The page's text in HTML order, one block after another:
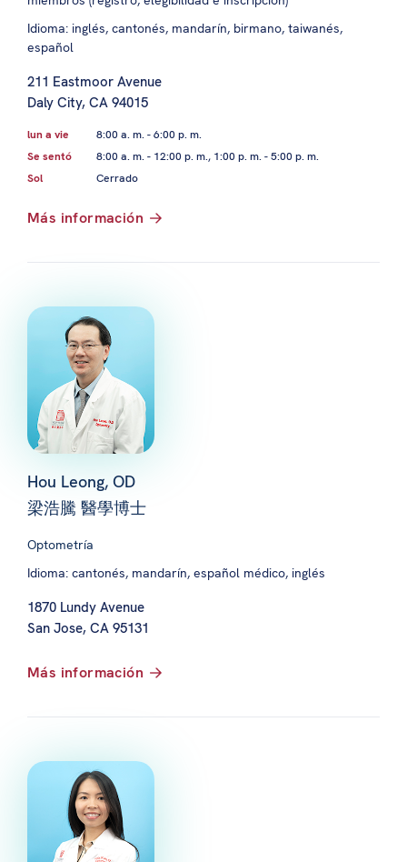
Idioma: inglés, cantonés, mandarín, birmano, taiwanés,
español
211 Eastmoor Avenue
Daly City, CA 94015
lun a vie
8:00 a. m. - 6:00 p. m.
Se sentó
8:00 a. m. - 12:00 p. m., 1:00 p. m. - 5:00 p. m.
Sol
Cerrado
Más información
Hou Leong, OD
梁浩騰 醫學博士
Optometría
Idioma: cantonés, mandarín, español médico, inglés
1870 Lundy Avenue
San Jose, CA 95131
Más información